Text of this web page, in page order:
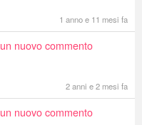
1 anno e 11 mesi fa
un nuovo commento
2 anni e 2 mesi fa
un nuovo commento